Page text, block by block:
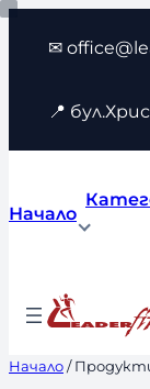
Към
✉
📍
Начало
Начало/